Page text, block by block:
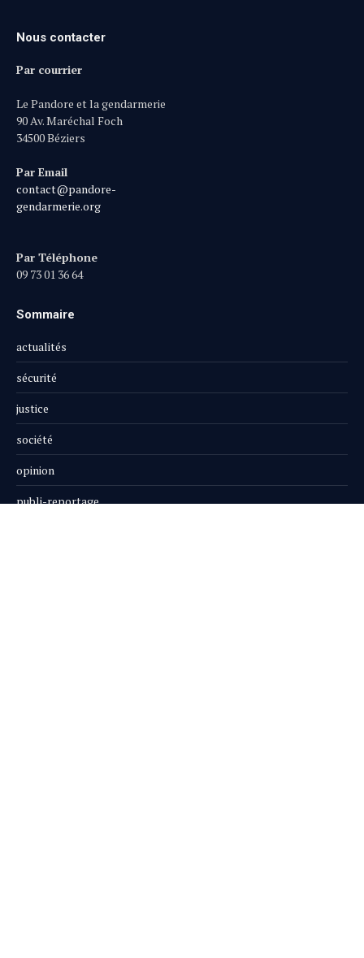
Nous contacter
Par courrier
Le Pandore et la gendarmerie
90 Av. Maréchal Foch
34500 Béziers
Par Email
contact@pandore-
gendarmerie.org
Par Téléphone
09 73 01 36 64
Sommaire
actualités
sécurité
justice
société
opinion
publi-reportage